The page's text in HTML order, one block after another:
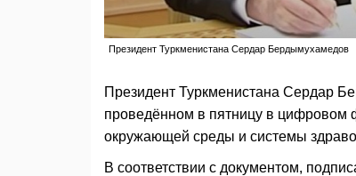
Президент Туркменистана Сердар Бердымухамедов
Президент Туркменистана Сердар
проведённом в пятницу в цифровом
окружающей среды и системы
В соответствии с документом,